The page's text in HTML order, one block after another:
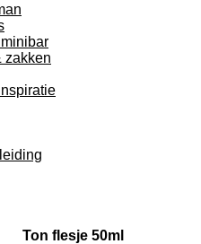
zakken
Ton flesje 50ml